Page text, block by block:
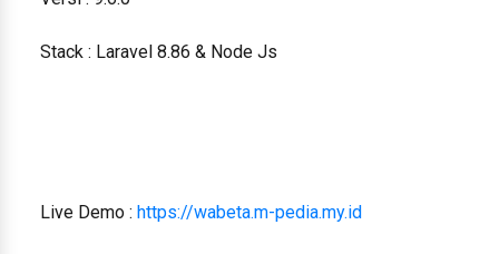
Stack : Laravel 8.86 & Node Js
Live Demo : https://wabeta.m-pedia.my.id